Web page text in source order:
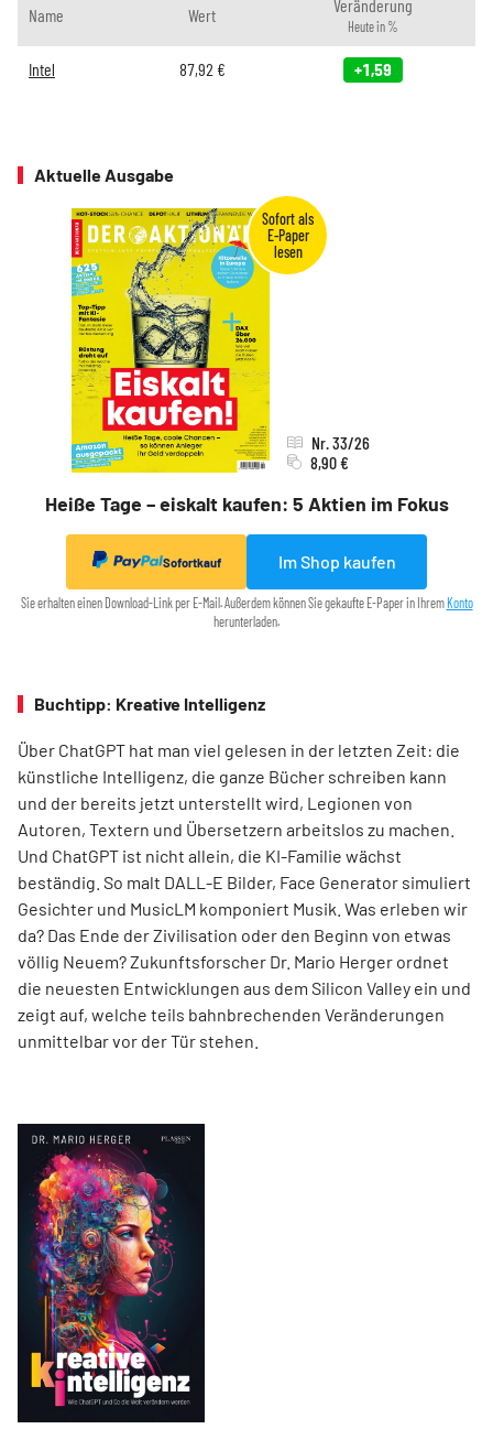
Name Wert Veränderung
Heute in %
Intel 87,92 € +1,59
Aktuelle Ausgabe
Heiße Tage – eiskalt kaufen: 5 Aktien im Fokus
Nr. 33/26
8,90 €
Sofortkauf Im Shop kaufen
Sie erhalten einen Download-Link per E-Mail. Außerdem können Sie gekaufte E-Paper in Ihrem Konto
herunterladen.
Buchtipp: Kreative Intelligenz
Über ChatGPT hat man viel gelesen in der letzten Zeit: die
künstliche Intelligenz, die ganze Bücher schreiben kann
und der bereits jetzt unterstellt wird, Legionen von
Autoren, Textern und Übersetzern arbeitslos zu machen.
Und ChatGPT ist nicht allein, die KI-Familie wächst
beständig. So malt DALL-E Bilder, Face Generator simuliert
Gesichter und MusicLM komponiert Musik. Was erleben wir
da? Das Ende der Zivilisation oder den Beginn von etwas
völlig Neuem? Zukunftsforscher Dr. Mario Herger ordnet
die neuesten Entwicklungen aus dem Silicon Valley ein und
zeigt auf, welche teils bahnbrechenden Veränderungen
unmittelbar vor der Tür stehen.